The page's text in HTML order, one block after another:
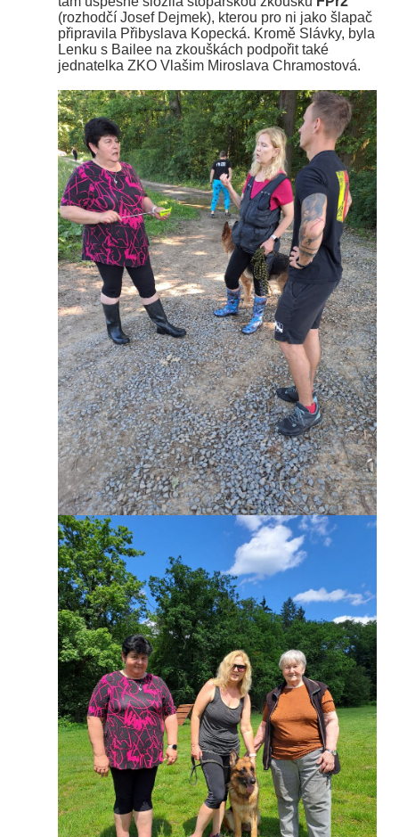
(rozhodčí Josef Dejmek), kterou pro ni jako šlapač
připravila Přibyslava Kopecká. Kromě Slávky, byla
Lenku s Bailee na zkouškách podpořit také
jednatelka ZKO Vlašim Miroslava Chramostová.